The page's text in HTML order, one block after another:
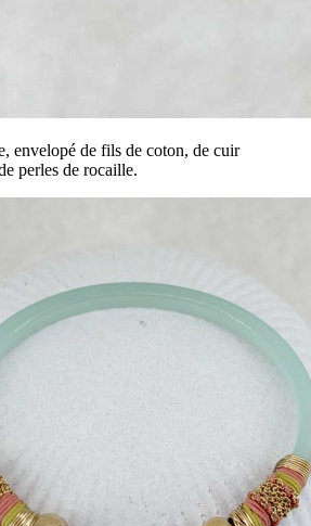
envelopé de fils de coton, de cuir
perles de rocaille.